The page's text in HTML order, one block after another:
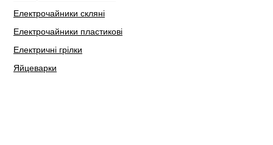
Електрочайники скляні
Електрочайники пластикові
Електричні грілки
Яйцеварки